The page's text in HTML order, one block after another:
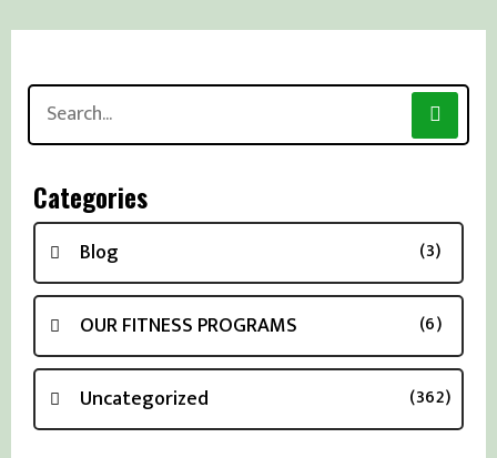
Categories
Blog (3)
OUR FITNESS PROGRAMS (6)
Uncategorized (362)
Search
for: